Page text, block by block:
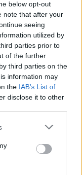
below opt-out
note that after your
seeing
utilized by
parties prior to
of the further
third parties on the
information may
the IAB’s List of
disclose it to other